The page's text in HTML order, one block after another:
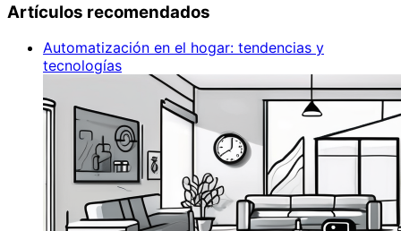
Artículos recomendados
Automatización en el hogar: tendencias y
tecnologías